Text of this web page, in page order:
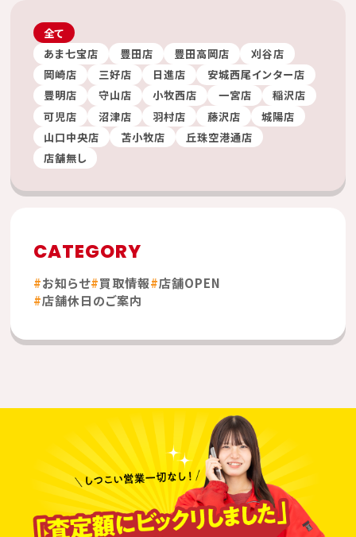
全て
あま七宝店
豊田店 豊田高岡店
刈谷店
岡崎店
三好店 日進店
安城西尾インター店
豊明店
守山店 小牧西店 一宮店
稲沢店
可児店
沼津店 羽村店 藤沢店
城陽店
山口中央店
苫小牧店
丘珠空港通店
店舗無し
CATEGORY
お知らせ 買取情報 店舗OPEN
店舗休日のご案内